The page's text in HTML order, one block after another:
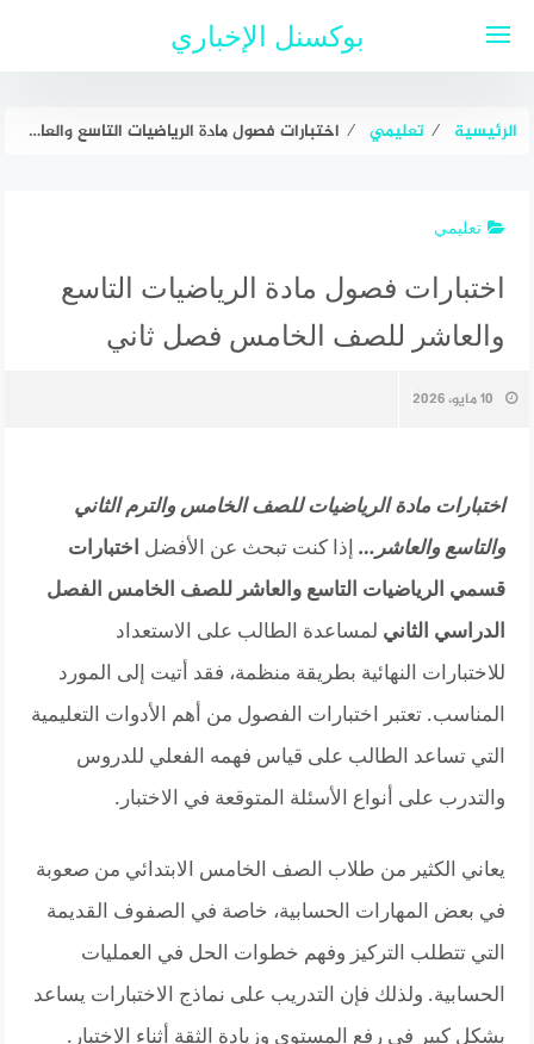
بوكسنل الإخباري
الرئيسية ⁄ تعليمي ⁄ اختبارات فصول مادة الرياضيات التاسع والعاشر للصف الخامس فصل ثاني
تعليمي
اختبارات فصول مادة الرياضيات التاسع
والعاشر للصف الخامس فصل ثاني
10 مايو، 2026
اختبارات مادة الرياضيات للصف الخامس والترم الثاني
والتاسع والعاشر… إذا كنت تبحث عن الأفضل اختبارات
قسمي الرياضيات التاسع والعاشر للصف الخامس الفصل
الدراسي الثاني لمساعدة الطالب على الاستعداد
للاختبارات النهائية بطريقة منظمة، فقد أتيت إلى المورد
المناسب. تعتبر اختبارات الفصول من أهم الأدوات التعليمية
التي تساعد الطالب على قياس فهمه الفعلي للدروس
والتدرب على أنواع الأسئلة المتوقعة في الاختبار.
يعاني الكثير من طلاب الصف الخامس الابتدائي من صعوبة
في بعض المهارات الحسابية، خاصة في الصفوف القديمة
التي تتطلب التركيز وفهم خطوات الحل في العمليات
الحسابية. ولذلك فإن التدريب على نماذج الاختبارات يساعد
بشكل كبير في رفع المستوى وزيادة الثقة أثناء الاختبار.